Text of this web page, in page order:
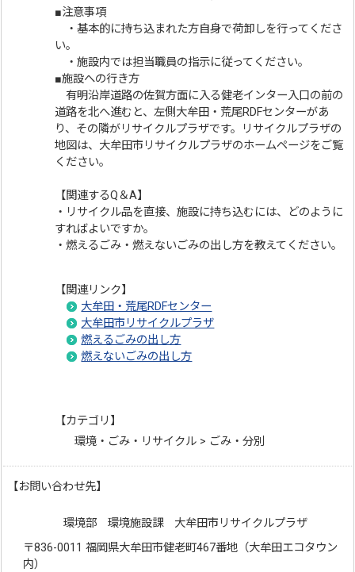
■注意事項
・基本的に持ち込まれた方自身で荷卸しを行ってくださ
い。
・施設内では担当職員の指示に従ってください。
■施設への行き方
有明沿岸道路の佐賀方面に入る健老インター入口の前の
道路を北へ進むと、左側大牟田・荒尾RDFセンターがあ
り、その隣がリサイクルプラザです。リサイクルプラザの
地図は、大牟田市リサイクルプラザのホームページをご覧
ください。
【関連するQ＆A】
・リサイクル品を直接、施設に持ち込むには、どのように
すればよいですか。
・燃えるごみ・燃えないごみの出し方を教えてください。
【関連リンク】
大牟田・荒尾RDFセンター
大牟田市リサイクルプラザ
燃えるごみの出し方
燃えないごみの出し方
【カテゴリ】
環境・ごみ・リサイクル > ごみ・分別
【お問い合わせ先】
環境部 環境施設課 大牟田市リサイクルプラザ
〒836-0011 福岡県大牟田市健老町467番地（大牟田エコタウン
内）